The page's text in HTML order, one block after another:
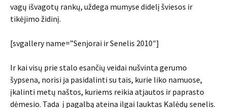
vagų išvagotų rankų, uždega mumyse didelį šviesos ir
tikėjimo židinį.
[svgallery name=”Senjorai ir Senelis 2010″]
Ir kai visų prie stalo esančių veidai nušvinta gerumo
šypsena, norisi ja pasidalinti su tais, kurie liko namuose,
įkalinti metų naštos, kuriems reikia atjautos ir paprasto
dėmesio. Tada į pagalbą ateina ilgai lauktas Kalėdų senelis.